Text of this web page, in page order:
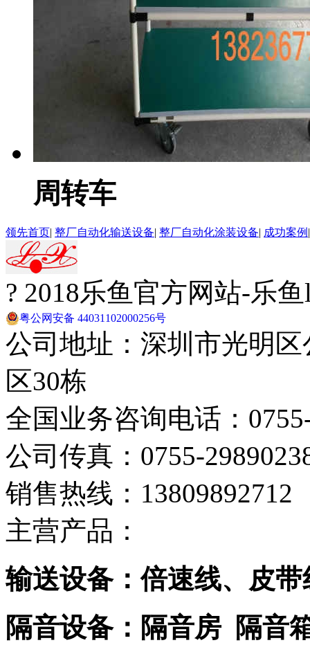
周转车
领先首页| 整厂自动化输送设备| 整厂自动化涂装设备| 成功案例
? 2018乐鱼官方网站-乐
粤公网安备 44031102000256号
公司地址：深圳市光明
区30栋
全国业务咨询电话：
公司传真：0755-
销售热线：13809892712
主营产品：
输送设备：倍速线、皮
隔音设备：隔音房 隔音